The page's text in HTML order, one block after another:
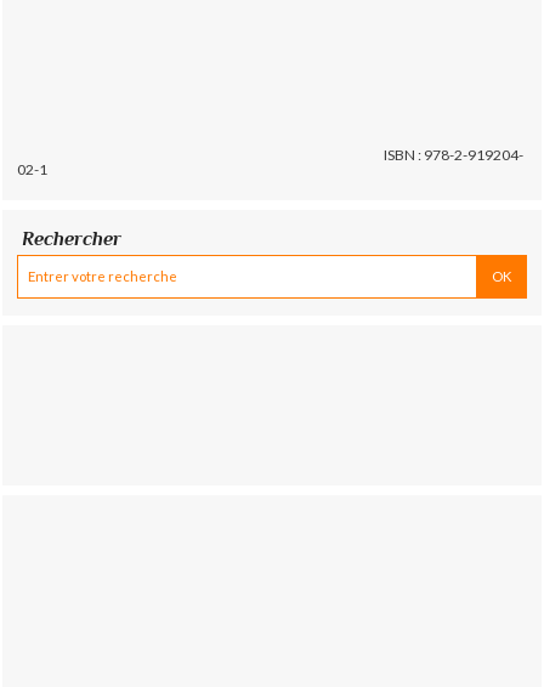
ISBN : 978-2-919204-
02-1
Rechercher